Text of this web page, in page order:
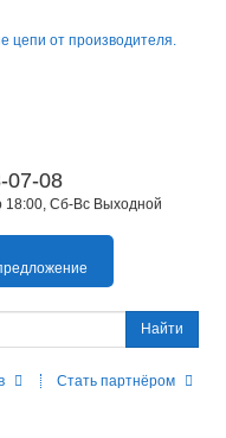
07-08
18:00, Сб-Вс Выходной
Найти
Стать партнёром